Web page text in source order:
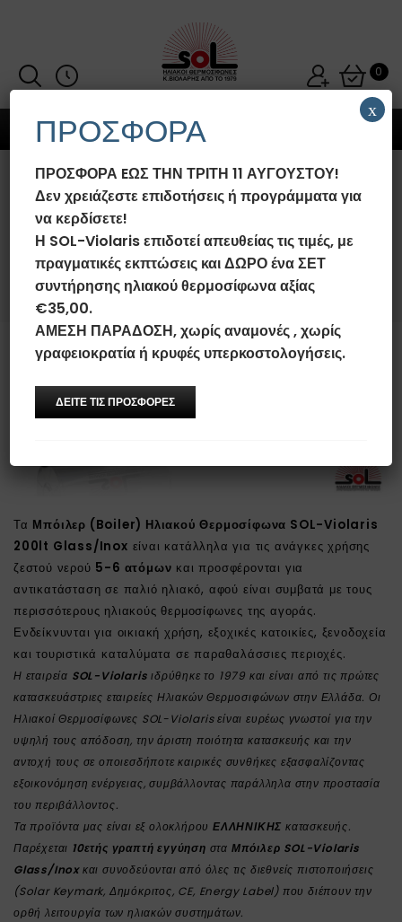
0
MENU
ΜΠΌΙΛΕΡ ΗΛΙΑΚΟΎ
ΘΕΡΜΟΣΊΦΩΝΑ 200LT SOL-
VIOLARIS GLASS/INOX
Αρχική σελίδα/Μπόιλερ Ηλιακού Θερμοσίφωνα SOL-Violaris
Glass/Inox
Μπόιλερ Ηλιακού Θερμοσίφωνα 200lt SOL-Violaris
Glass/Inox
Τα Μπόιλερ (Boiler) Ηλιακού Θερμοσίφωνα SOL-Violaris
200lt Glass/Inox είναι κατάλληλα για τις ανάγκες χρήσης
ζεστού νερού 5-6 ατόμων και προσφέρονται για
αντικατάσταση σε παλιό ηλιακό, αφού είναι συμβατά με τους
περισσότερους ηλιακούς θερμοσίφωνες της αγοράς.
Ενδείκνυνται για οικιακή χρήση, εξοχικές κατοικίες, ξενοδοχεία
και τουριστικά καταλύματα σε παραθαλάσσιες περιοχές.
Η εταιρεία SOL-Violarisιδρύθηκε το 1979 και είναι από τις πρώτες
κατασκευάστριες εταιρείες Ηλιακών Θερμοσιφώνων στην Ελλάδα. Οι
Ηλιακοί Θερμοσίφωνες SOL-Violaris είναι ευρέως γνωστοί για την
υψηλή τους απόδοση, την άριστη ποιότητα κατασκευής και την
αντοχή τους σε οποιεσδήποτε καιρικές συνθήκες εξασφαλίζοντας
εξοικονόμηση ενέργειας, συμβάλλοντας παράλληλα στην προστασία
του περιβάλλοντος.
Τα προϊόντα μας είναι εξ ολοκλήρουΕΛΛΗΝΙΚΗΣ κατασκευής.
Παρέχεται 10ετής γραπτή εγγύηση στα Μπόιλερ SOL-Violaris
Glass/Inoxκαι συνοδεύονται από όλες τις διεθνείς πιστοποιήσεις
(Solar Keymark, Δημόκριτος, CE, Energy Label) που διέπουν την
ορθή λειτουργία των ηλιακών συστημάτων.
ΠΡΟΣΦΟΡΑ
ΠΡΟΣΦΟΡΑ EΩΣ ΤΗΝ ΤΡΙΤΗ 11 ΑΥΓΟΥΣΤΟΥ!
Δεν χρειάζεστε επιδοτήσεις ή προγράμματα για
να κερδίσετε!
Η SOL-Violaris επιδοτεί απευθείας τις τιμές, με
πραγματικές εκπτώσεις και ΔΩΡΟ ένα ΣΕΤ
συντήρησης ηλιακού θερμοσίφωνα αξίας
€35,00.
ΑΜΕΣΗ ΠΑΡΑΔΟΣΗ, χωρίς αναμονές , χωρίς
γραφειοκρατία ή κρυφές υπερκοστολογήσεις.
ΔΕΙΤΕ ΤΙΣ ΠΡΟΣΦΟΡΕΣ
x